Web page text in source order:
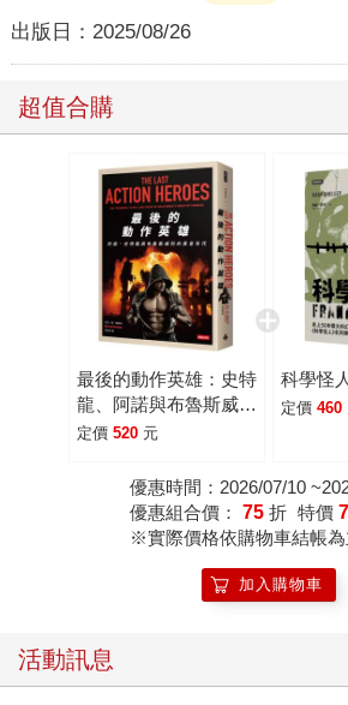
出版日： 2025/08/26
超值合購
最後的動作英雄：史特
龍、阿諾與布魯斯威利
的黃金年代
定價 520 元
科學怪
定價 460
優惠時間：2026/07/10
優惠組合價： 75 折 特價
※實際價格依購物車結帳為
加入購物車
活動訊息